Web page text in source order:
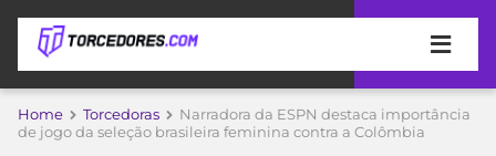
APOSTAS
Home Torcedoras
Narradora da ESPN destaca importância
de jogo da seleção brasileira feminina contra a Colômbia